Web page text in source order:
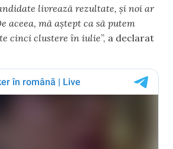
livrează rezultate, și noi ar
aceea, mă aștept ca să putem
cinci clustere în iulie”, a declarat